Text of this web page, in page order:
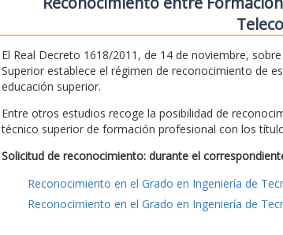
El Real Decreto 1618/2011, de 14 de noviembre,
Superior establece el régimen de reconocimiento de
educación superior.
Entre otros estudios recoge la posibilidad de
técnico superior de formación profesional con los
Solicitud de reconocimiento: durante el
Reconocimiento en el Grado en Ingeniería de
Reconocimiento en el Grado en Ingeniería de